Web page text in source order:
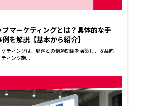
プマーケティングとは？具体的な手
を解説【基本から紹介】
ティングは、顧客との信頼関係を構築し、収益向
ティング施...